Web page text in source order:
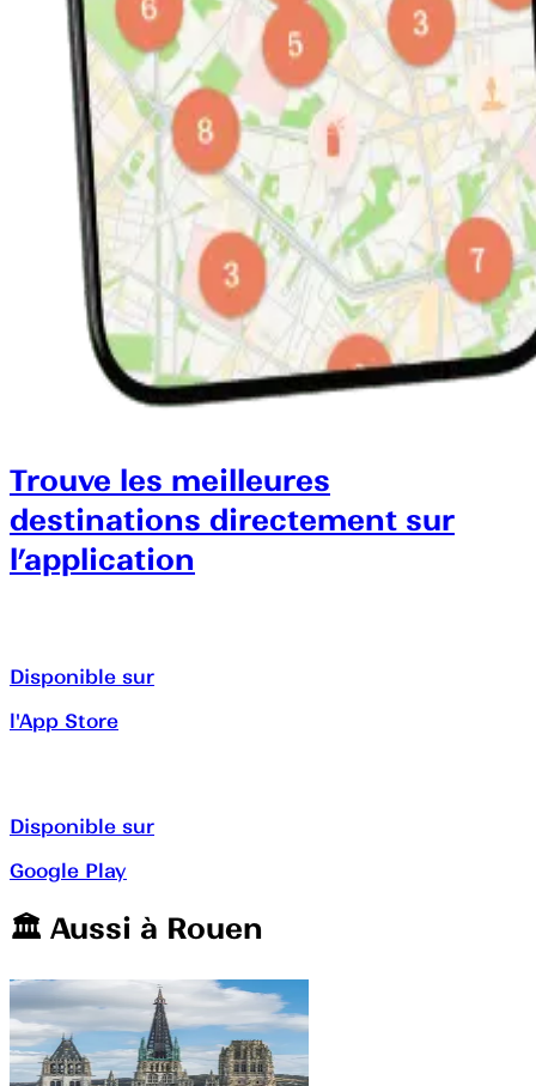
Trouve les meilleures
destinations directement sur
l’application
Disponible sur
l'App Store
Disponible sur
Google Play
🏛️️ Aussi à Rouen